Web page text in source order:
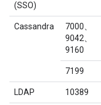
(SSO)
Cassandra
7000、
9042、
9160
7199
LDAP 10389